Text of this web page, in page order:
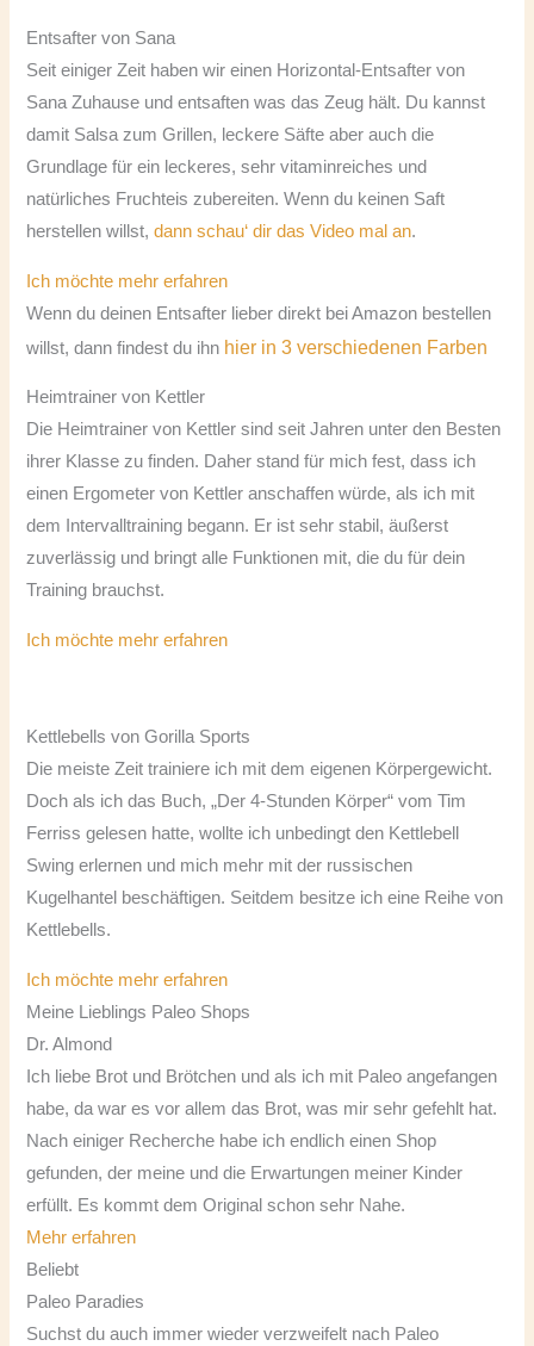
Entsafter von Sana
Seit einiger Zeit haben wir einen Horizontal-Entsafter von
Sana Zuhause und entsaften was das Zeug hält. Du kannst
damit Salsa zum Grillen, leckere Säfte aber auch die
Grundlage für ein leckeres, sehr vitaminreiches und
natürliches Fruchteis zubereiten. Wenn du keinen Saft
herstellen willst,dann schau‘ dir das Video mal an.
Ich möchte mehr erfahren
Wenn du deinen Entsafter lieber direkt bei Amazon bestellen
willst, dann findest du ihn hier in 3 verschiedenen Farben
Heimtrainer von Kettler
Die Heimtrainer von Kettler sind seit Jahren unter den Besten
ihrer Klasse zu finden. Daher stand für mich fest, dass ich
einen Ergometer von Kettler anschaffen würde, als ich mit
dem Intervalltraining begann. Er ist sehr stabil, äußerst
zuverlässig und bringt alle Funktionen mit, die du für dein
Training brauchst.
Ich möchte mehr erfahren
Kettlebells von Gorilla Sports
Die meiste Zeit trainiere ich mit dem eigenen Körpergewicht.
Doch als ich das Buch, „Der 4-Stunden Körper“ vom Tim
Ferriss gelesen hatte, wollte ich unbedingt den Kettlebell
Swing erlernen und mich mehr mit der russischen
Kugelhantel beschäftigen. Seitdem besitze ich eine Reihe von
Kettlebells.
Ich möchte mehr erfahren
Meine Lieblings Paleo Shops
Dr. Almond
Ich liebe Brot und Brötchen und als ich mit Paleo angefangen
habe, da war es vor allem das Brot, was mir sehr gefehlt hat.
Nach einiger Recherche habe ich endlich einen Shop
gefunden, der meine und die Erwartungen meiner Kinder
erfüllt. Es kommt dem Original schon sehr Nahe.
Mehr erfahren
Beliebt
Paleo Paradies
Suchst du auch immer wieder verzweifelt nach Paleo